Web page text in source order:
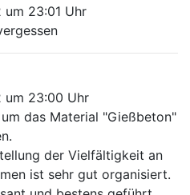
um 23:01 Uhr
um 23:00 Uhr
das Material "Gießbeton"
der Vielfältigkeit an
ist sehr gut organisiert.